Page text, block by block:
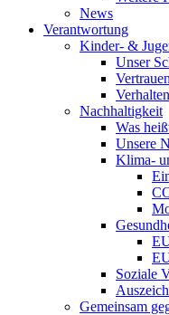
News
Verantwortung
Kinder- &
Unser
Nachhaltigkeit
Was
Unsere
Klima-
Soziale
Gemeinsam